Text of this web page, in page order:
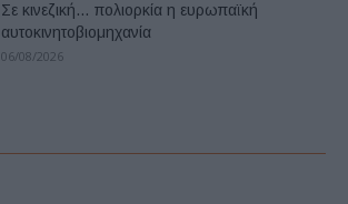
Σε κινεζική… πολιορκία η ευρωπαϊκή
αυτοκινητοβιομηχανία
06/08/2026